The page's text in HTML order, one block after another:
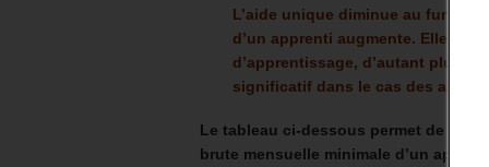
L’aide unique diminue au fur et à
d’un apprenti augmente. Elle
d’apprentissage, d’autant plus
significatif dans le cas des
Le tableau ci-dessous permet de voir
brute mensuelle minimale d’un